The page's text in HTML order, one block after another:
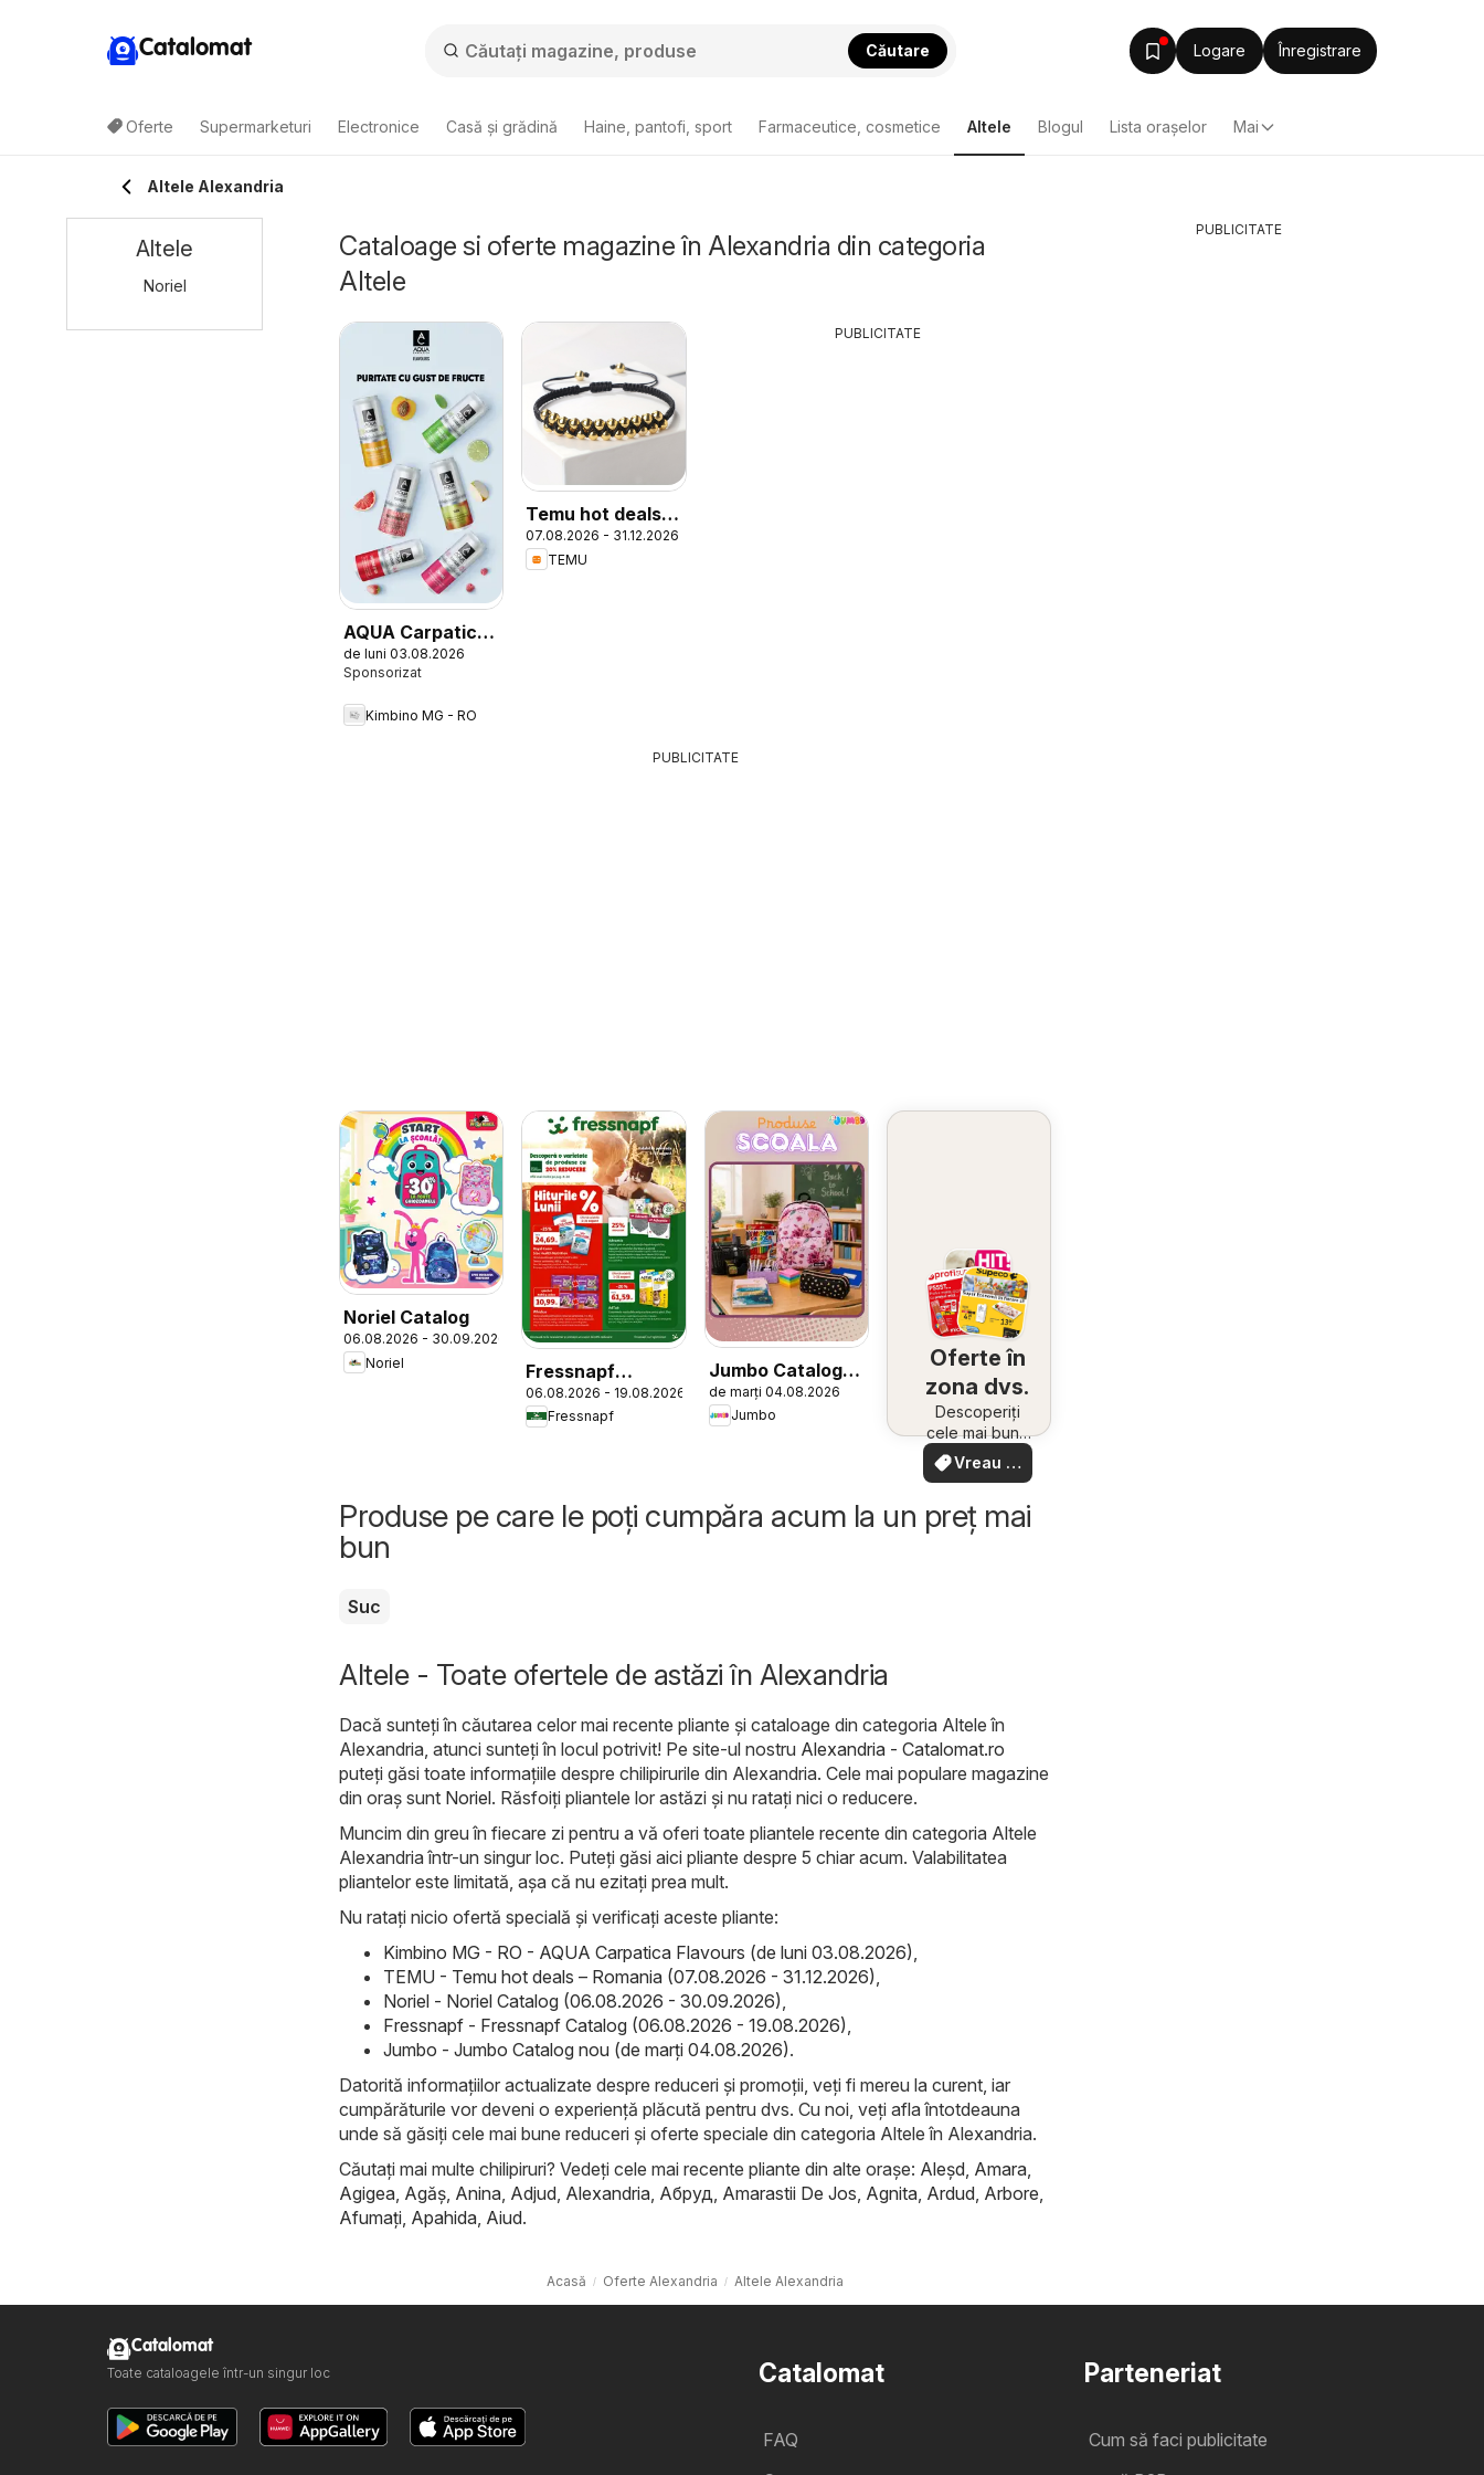
Catalomat Căutare Logare Înregistrare
Oferte Supermarketuri Electronice Casă și grădină Haine, pantofi, sport Farmaceutice, cosmetice Altele Blogul Lista oraşelor Mai
Altele Alexandria
Cataloage si oferte magazine în Alexandria din categoria
Altele
AQUA Carpatica
Flavours
de luni 03.08.2026
Kimbino MG - RO
Temu hot deals –
Romania
07.08.2026 - 31.12.2026
TEMU
PUBLICITATE
PUBLICITATE
Noriel Catalog
06.08.2026 - 30.09.2026
Noriel
Fressnapf
Catalog
06.08.2026 - 19.08.2026
Fressnapf
Jumbo Catalog
nou
de marți 04.08.2026
Jumbo
Oferte în
zona dvs.
Descoperiți
cele mai bune
oferte din
apropiere –
Vreau să
văd
Produse pe care le poți cumpăra acum la un preț mai
bun
Suc
Altele - Toate ofertele de astăzi în Alexandria
Dacă sunteți în căutarea celor mai recente pliante și cataloage din categoria Altele în
Alexandria, atunci sunteți în locul potrivit! Pe site-ul nostru Alexandria - Catalomat.ro
puteți găsi toate informațiile despre chilipirurile din Alexandria. Cele mai populare magazine
din oraș sunt Noriel. Răsfoiți pliantele lor astăzi și nu ratați nici o reducere.
Muncim din greu în fiecare zi pentru a vă oferi toate pliantele recente din categoria Altele
Alexandria într-un singur loc. Puteți găsi aici pliante despre 5 chiar acum. Valabilitatea
pliantelor este limitată, așa că nu ezitați prea mult.
Nu ratați nicio ofertă specială și verificați aceste pliante:
Kimbino MG - RO - AQUA Carpatica Flavours (de luni 03.08.2026)
TEMU - Temu hot deals – Romania (07.08.2026 - 31.12.2026)
Noriel - Noriel Catalog (06.08.2026 - 30.09.2026)
Fressnapf - Fressnapf Catalog (06.08.2026 - 19.08.2026)
Jumbo - Jumbo Catalog nou (de marți 04.08.2026).
Datorită informațiilor actualizate despre reduceri și promoții, veți fi mereu la curent, iar
cumpărăturile vor deveni o experiență plăcută pentru dvs. Cu noi, veți afla întotdeauna
unde să găsiți cele mai bune reduceri și oferte speciale din categoria Altele în Alexandria.
Căutați mai multe chilipiruri? Vedeți cele mai recente pliante din alte orașe: Aleşd Amara
Agigea Agăş Anina Adjud Alexandria Абруд Amarastii De Jos Agnita Ardud Arbore
Afumaţi Apahida Aiud.
Acasă Oferte Alexandria Altele Alexandria
Altele
Noriel
PUBLICITATE
Catalomat
FAQ
Parteneriat
Cum să faci publicitate
Catalomat
Toate cataloagele într-un singur loc